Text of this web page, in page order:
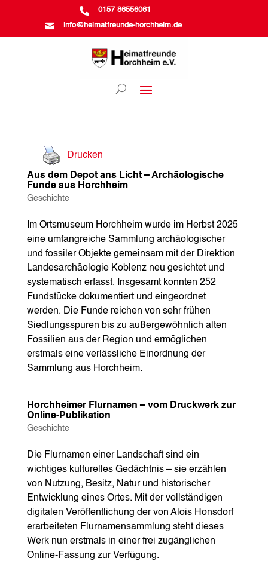
 0157 86556061
 info@heimatfreunde-horchheim.de
Drucken
Aus dem Depot ans Licht – Archäologische
Funde aus Horchheim
Geschichte
Im Ortsmuseum Horchheim wurde im Herbst 2025
eine umfangreiche Sammlung archäologischer
und fossiler Objekte gemeinsam mit der Direktion
Landesarchäologie Koblenz neu gesichtet und
systematisch erfasst. Insgesamt konnten 252
Fundstücke dokumentiert und eingeordnet
werden. Die Funde reichen von sehr frühen
Siedlungsspuren bis zu außergewöhnlich alten
Fossilien aus der Region und ermöglichen
erstmals eine verlässliche Einordnung der
Sammlung aus Horchheim.
Horchheimer Flurnamen – vom Druckwerk zur
Online-Publikation
Geschichte
Die Flurnamen einer Landschaft sind ein
wichtiges kulturelles Gedächtnis – sie erzählen
von Nutzung, Besitz, Natur und historischer
Entwicklung eines Ortes. Mit der vollständigen
digitalen Veröffentlichung der von Alois Honsdorf
erarbeiteten Flurnamensammlung steht dieses
Werk nun erstmals in einer frei zugänglichen
Online-Fassung zur Verfügung.